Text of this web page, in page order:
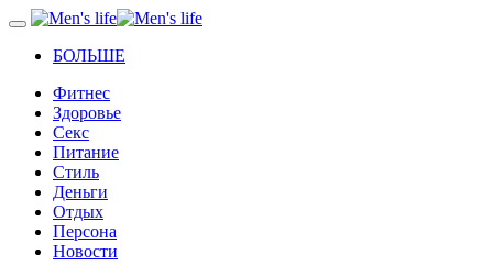
БОЛЬШЕ
Фитнес
Здоровье
Секс
Питание
Стиль
Деньги
Отдых
Персона
Новости